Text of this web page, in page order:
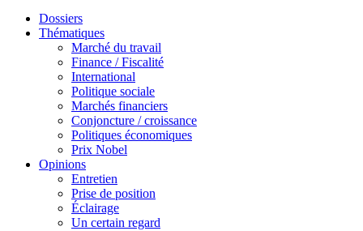
Dossiers
Thématiques
Marché du travail
Finance / Fiscalité
International
Politique sociale
Marchés financiers
Conjoncture / croissance
Politiques économiques
Prix Nobel
Opinions
Entretien
Prise de position
Éclairage
Un certain regard